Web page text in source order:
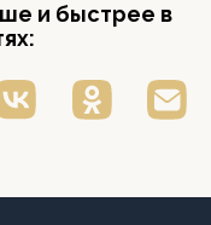
и быстрее в